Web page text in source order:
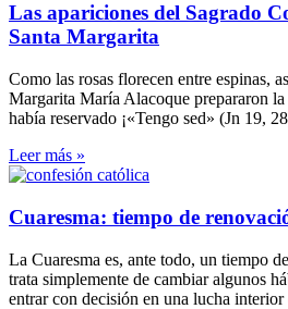
Las apariciones del Sagrado
Santa Margarita
Como las rosas florecen entre espinas,
Margarita María Alacoque prepararon
había reservado ¡«Tengo sed» (Jn 19,
Leer más »
Cuaresma: tiempo de
La Cuaresma es, ante todo, un tiempo
trata simplemente de cambiar algunos
entrar con decisión en una lucha interior